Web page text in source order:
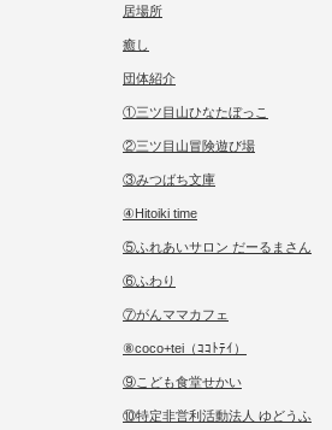
居場所
癒し
団体紹介
①三ツ目山ひなたぼっこ
②三ツ目山冒険遊び場
③みつばち文庫
④Hitoiki time
⑤ふれあいサロン だーるまさん
⑥ふわり
⑦がんママカフェ
⑧coco+tei（ｺｺﾄﾃｲ）
⑨こども食堂せかい
⑩特定非営利活動法人 ゆどうふ